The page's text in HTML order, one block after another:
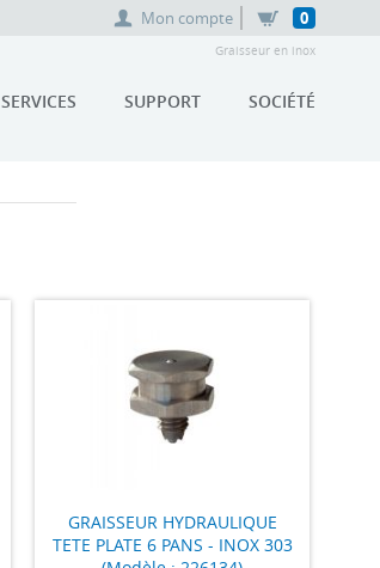
Mon compte 0
Graisseur en inox
SERVICES SUPPORT SOCIÉTÉ
GRAISSEUR HYDRAULIQUE
TETE PLATE 6 PANS - INOX 303